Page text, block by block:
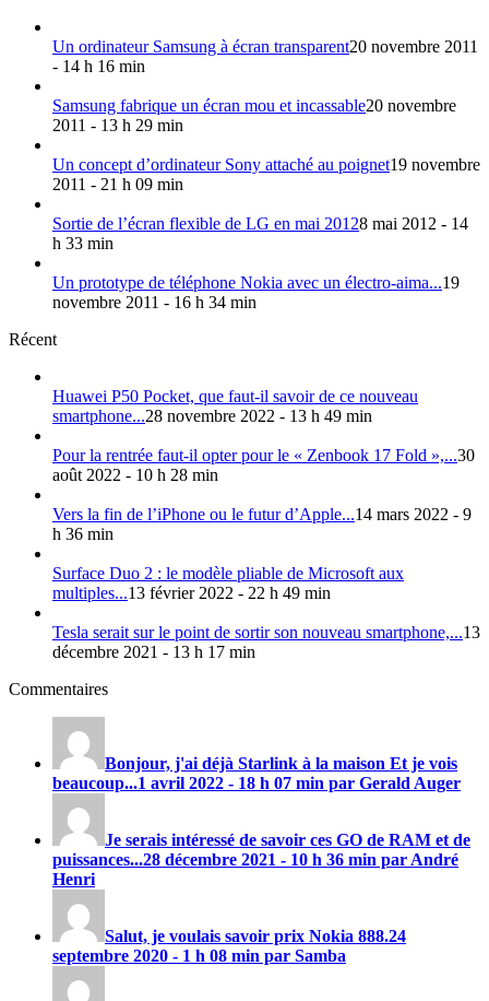
Un ordinateur Samsung à écran transparent20 novembre 2011
- 14 h 16 min
Samsung fabrique un écran mou et incassable20 novembre
2011 - 13 h 29 min
Un concept d’ordinateur Sony attaché au poignet19 novembre
2011 - 21 h 09 min
Sortie de l’écran flexible de LG en mai 20128 mai 2012 - 14
h 33 min
Un prototype de téléphone Nokia avec un électro-aima...19
novembre 2011 - 16 h 34 min
Récent
Huawei P50 Pocket, que faut-il savoir de ce nouveau
smartphone...28 novembre 2022 - 13 h 49 min
Pour la rentrée faut-il opter pour le « Zenbook 17 Fold »,...30
août 2022 - 10 h 28 min
Vers la fin de l’iPhone ou le futur d’Apple...14 mars 2022 - 9
h 36 min
Surface Duo 2 : le modèle pliable de Microsoft aux
multiples...13 février 2022 - 22 h 49 min
Tesla serait sur le point de sortir son nouveau smartphone,...13
décembre 2021 - 13 h 17 min
Commentaires
Bonjour, j'ai déjà Starlink à la maison Et je vois
beaucoup...1 avril 2022 - 18 h 07 min par Gerald Auger
Je serais intéressé de savoir ces GO de RAM et de
puissances...28 décembre 2021 - 10 h 36 min par André
Henri
Salut, je voulais savoir prix Nokia 888.24
septembre 2020 - 1 h 08 min par Samba